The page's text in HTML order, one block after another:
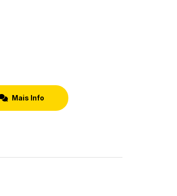
Mais Info